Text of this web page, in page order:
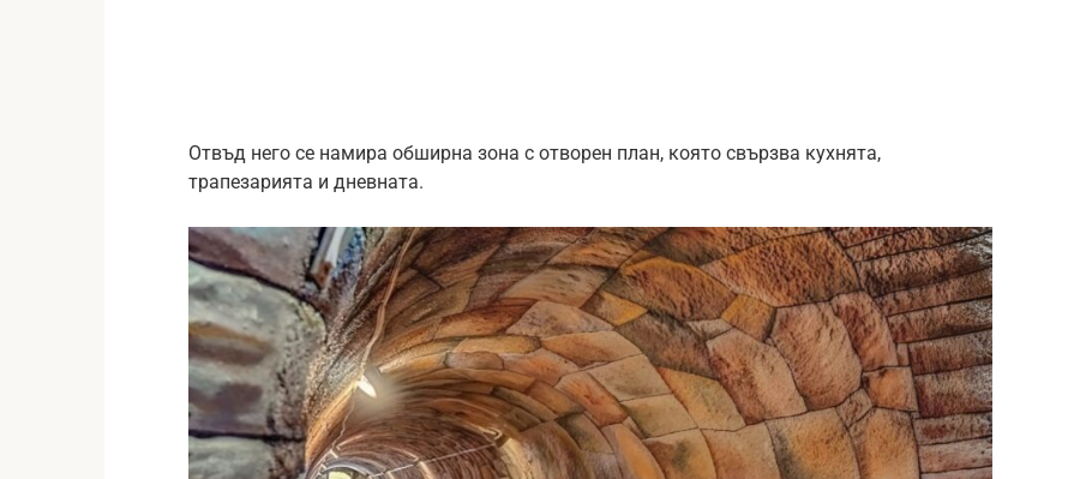
Отвъд него се намира обширна зона с отворен план, която свързва кухнята,
трапезарията и дневната.